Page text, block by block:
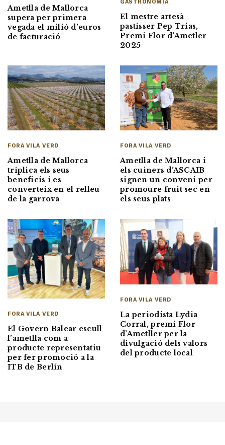
Ametlla de Mallorca
supera per primera
vegada el milió d’euros
de facturació
GASTRONOMIA
El mestre artesà
pastisser Pep Trias,
Premi Flor d’Ametler
2025
FORA VILA VERD
Ametlla de Mallorca
triplica els seus
beneficis i es
converteix en el relleu
de la garrova
FORA VILA VERD
Ametlla de Mallorca i
els cuiners d’ASCAIB
signen un conveni per
promoure fruit sec en
els seus plats
FORA VILA VERD
El Govern Balear escull
l’ametlla com a
producte representatiu
per fer promoció a la
ITB de Berlín
FORA VILA VERD
La periodista Lydia
Corral, premi Flor
d’Ametller per la
divulgació dels valors
del producte local